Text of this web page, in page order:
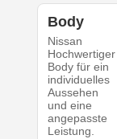
Body
Nissan
Hochwertiger
Body für ein
individuelles
Aussehen
und eine
angepasste
Leistung.